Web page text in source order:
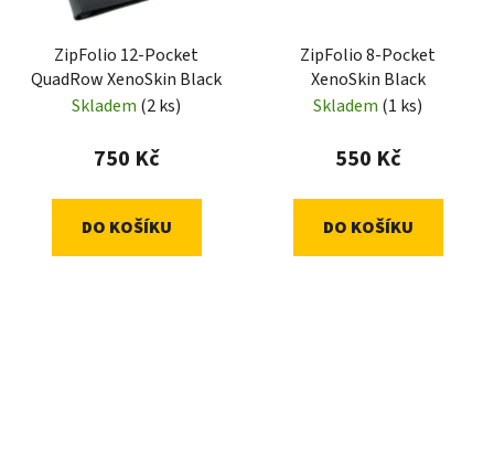
ZipFolio 12-Pocket
QuadRow XenoSkin Black
Skladem (2 ks)
750 Kč
DO KOŠÍKU
ZipFolio 8-Pocket
XenoSkin Black
Skladem (1 ks)
550 Kč
DO KOŠÍKU